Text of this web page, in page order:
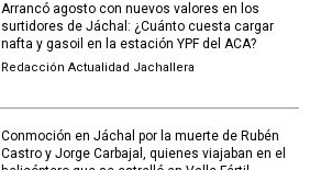
Arrancó agosto con nuevos valores en los
surtidores de Jáchal: ¿Cuánto cuesta cargar
nafta y gasoil en la estación YPF del ACA?
Redacción Actualidad Jachallera
Conmoción en Jáchal por la muerte de Rubén
Castro y Jorge Carbajal, quienes viajaban en el